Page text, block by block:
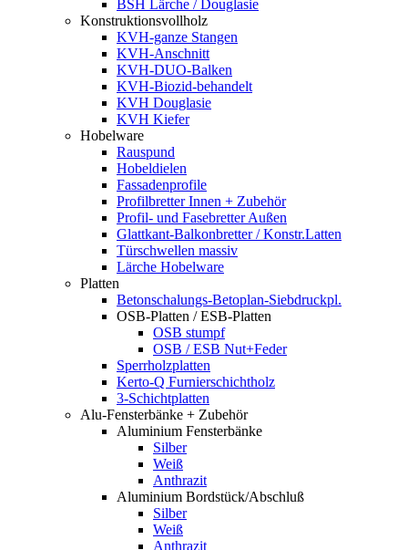
BSH Lärche / Douglasie
Konstruktionsvollholz
KVH-ganze Stangen
KVH-Anschnitt
KVH-DUO-Balken
KVH-Biozid-behandelt
KVH Douglasie
KVH Kiefer
Hobelware
Rauspund
Hobeldielen
Fassadenprofile
Profilbretter Innen + Zubehör
Profil- und Fasebretter Außen
Glattkant-Balkonbretter / Konstr.Latten
Türschwellen massiv
Lärche Hobelware
Platten
Betonschalungs-Betoplan-Siebdruckpl.
OSB-Platten / ESB-Platten
OSB stumpf
OSB / ESB Nut+Feder
Sperrholzplatten
Kerto-Q Furnierschichtholz
3-Schichtplatten
Alu-Fensterbänke + Zubehör
Aluminium Fensterbänke
Silber
Weiß
Anthrazit
Aluminium Bordstück/Abschluß
Silber
Weiß
Anthrazit